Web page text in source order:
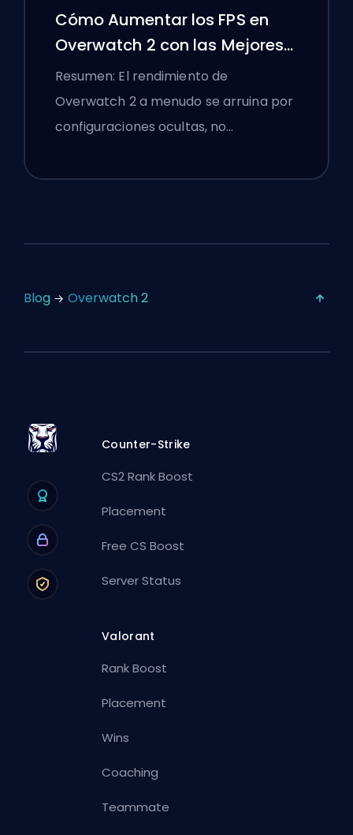
Cómo Aumentar los FPS en
Overwatch 2 con las Mejores
Configuraciones
Resumen: El rendimiento de
Overwatch 2 a menudo se arruina por
configuraciones ocultas, no…
Blog Overwatch 2
Counter-Strike
CS2 Rank Boost
Placement
Free CS Boost
Server Status
Valorant
Rank Boost
Placement
Wins
Coaching
Teammate